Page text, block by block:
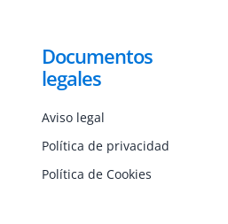
Documentos
legales
Aviso legal
Política de privacidad
Política de Cookies